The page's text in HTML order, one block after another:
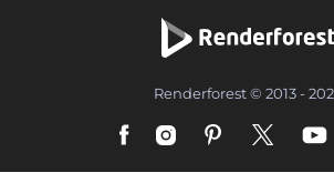
Renderforest © 2013 -